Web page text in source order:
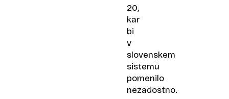
20,
kar
bi
v
slovenskem
sistemu
pomenilo
nezadostno.